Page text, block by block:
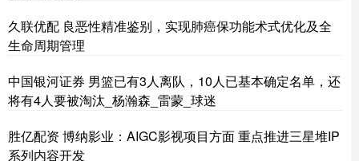
久联优配 良恶性精准鉴别，实现肺癌保功能术式优化及全
生命周期管理
中国银河证券 男篮已有3人离队，10人已基本确定名单，还
将有4人要被淘汰_杨瀚森_雷蒙_球迷
胜亿配资 博纳影业：AIGC影视项目方面 重点推进三星堆IP
系列内容开发